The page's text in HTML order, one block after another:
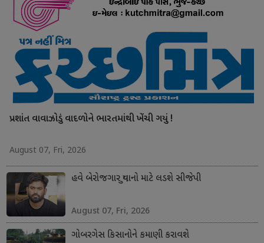
પ્રશાંત વાવાઝોડું વાદળોને ભારતમાંથી ખેંચી ગયું !
August 07, Fri, 2026
હવે બેરોજગાર યુવાનો માટે લડશે સીજેપી
August 07, Fri, 2026
ગોબરગેસ કિસાનોને કમાણી કરાવશે